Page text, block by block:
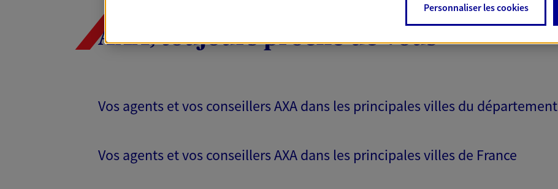
AXA, toujours proche de vous
Vos agents et vos conseillers AXA dans les principales villes du département
Vos agents et vos conseillers AXA dans les principales villes de France
Personnaliser les cookies